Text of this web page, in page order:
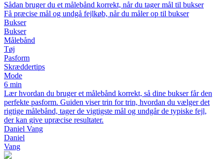
Sådan bruger du et målebånd korrekt, når du tager mål til bukser
Få præcise mål og undgå fejlkøb, når du måler op til bukser
Bukser
Bukser
Målebånd
Tøj
Pasform
Skræddertips
Mode
6 min
Lær hvordan du bruger et målebånd korrekt, så dine bukser får den
perfekte pasform. Guiden viser trin for trin, hvordan du vælger det
rigtige målebånd, tager de vigtigste mål og undgår de typiske fejl,
der kan give upræcise resultater.
Daniel Vang
Daniel
Vang